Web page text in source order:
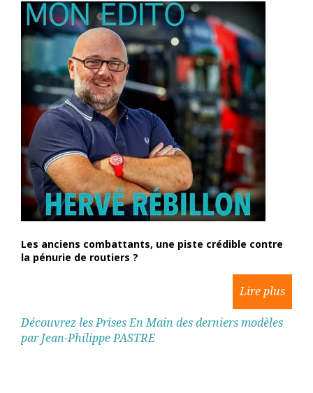
Les anciens combattants, une piste crédible contre
la pénurie de routiers ?
Découvrez les Prises En Main des derniers modèles
par Jean-Philippe PASTRE